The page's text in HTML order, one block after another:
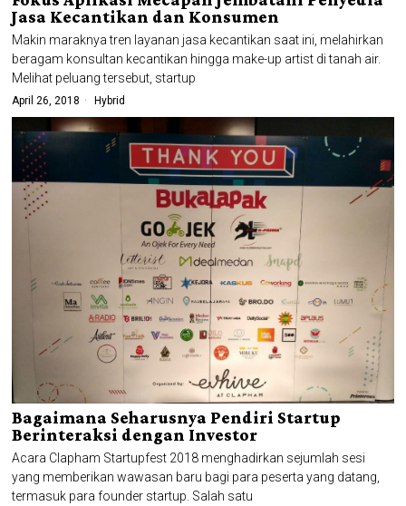
Jasa Kecantikan dan Konsumen
Makin maraknya tren layanan jasa kecantikan saat ini, melahirkan
beragam konsultan kecantikan hingga make-up artist di tanah air.
Melihat peluang tersebut, startup
April 26, 2018 Hybrid
Bagaimana Seharusnya Pendiri Startup
Berinteraksi dengan Investor
Acara Clapham Startupfest 2018 menghadirkan sejumlah sesi
yang memberikan wawasan baru bagi para peserta yang datang,
termasuk para founder startup. Salah satu